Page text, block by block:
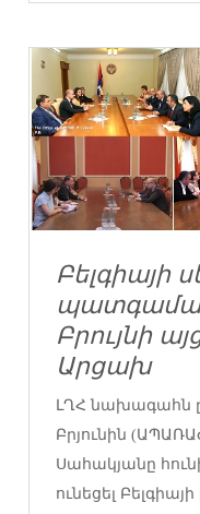
Բելգիայի
Բրույնի
Արցախ
ԼՂՀ նախագահն
Բրյունին
Սահակյանը
ունեցել